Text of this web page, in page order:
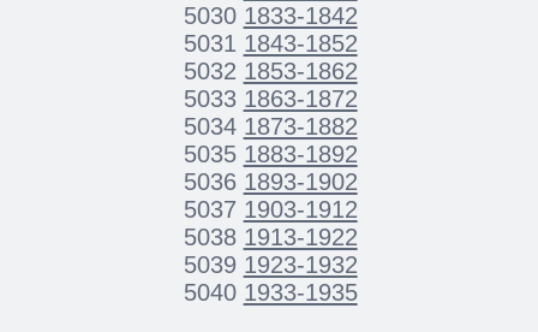
5030 1833-1842
5031 1843-1852
5032 1853-1862
5033 1863-1872
5034 1873-1882
5035 1883-1892
5036 1893-1902
5037 1903-1912
5038 1913-1922
5039 1923-1932
5040 1933-1935